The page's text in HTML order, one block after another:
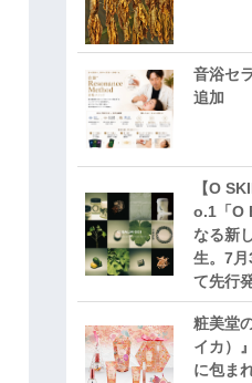
音浴セ
追加
【O
o.1「O
なる新
生。7
て先行
粧美堂
イカ）
に包ま